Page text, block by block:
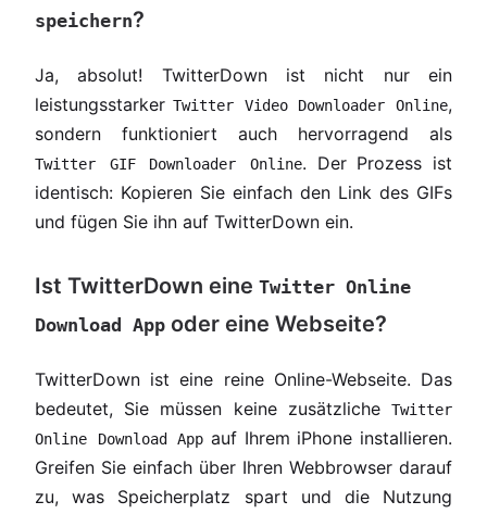
speichern?
Ja, absolut! TwitterDown ist nicht nur ein
leistungsstarker Twitter Video Downloader Online,
sondern funktioniert auch hervorragend als
Twitter GIF Downloader Online. Der Prozess ist
identisch: Kopieren Sie einfach den Link des GIFs
und fügen Sie ihn auf TwitterDown ein.
Ist TwitterDown eine Twitter Online
Download App oder eine Webseite?
TwitterDown ist eine reine Online-Webseite. Das
bedeutet, Sie müssen keine zusätzliche
Twitter
Online Download App auf Ihrem iPhone installieren.
Greifen Sie einfach über Ihren Webbrowser darauf
zu, was Speicherplatz spart und die Nutzung